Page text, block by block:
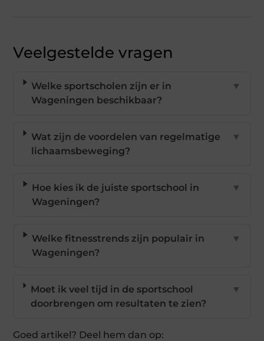
Veelgestelde vragen
Welke sportscholen zijn er in
Wageningen beschikbaar?
▼
Wat zijn de voordelen van regelmatige
lichaamsbeweging?
▼
Hoe kies ik de juiste sportschool in
Wageningen?
▼
Welke fitnesstrends zijn populair in
Wageningen?
▼
Moet ik veel tijd in de sportschool
doorbrengen om resultaten te zien?
▼
Goed artikel? Deel hem dan op: